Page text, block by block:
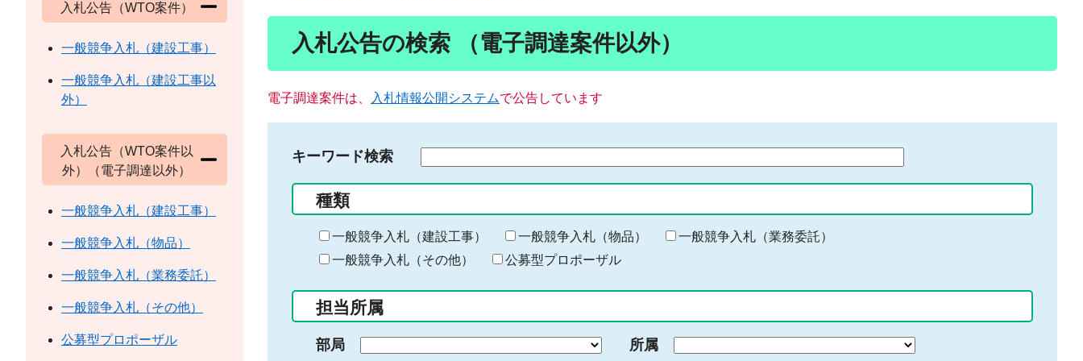
入札公告の検索 （電子調達案件以外）
電子調達案件は、 入札情報公開システムで公告しています
キーワード検索
る
キ
ー
ー
入
種類
一般競争入札（建設工事） 一般競争入札（物品）
一般競争入札（業務委託）
一般競争入札（その他）
公募型プロポーザル
担当所属
部局 所属
入札公告（WTO案件）
一般競争入札（建設工事）
一般競争入札（建設工事以
外）
入札公告（WTO案件以
外）（電子調達以外）
一般競争入札（建設工事）
一般競争入札（物品）
一般競争入札（業務委託）
一般競争入札（その他）
公募型プロポーザル